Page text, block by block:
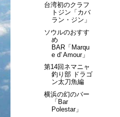
台湾初のクラフ
トジン「カバ
ラン・ジン」
ソウルのおすす
め
BAR「Marqu
e d' Amour」
第14回ネマニャ
釣り部 ドラゴ
ン太刀魚編
横浜の幻のバー
「Bar
Polestar」